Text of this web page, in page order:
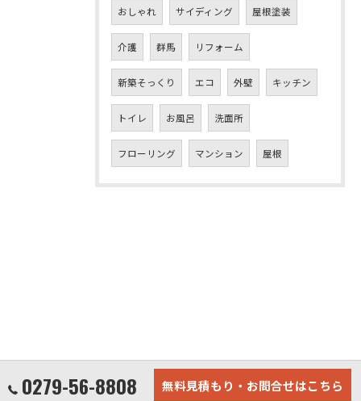
おしゃれ サイディング 屋根塗装
介護 群馬 リフォーム
新築そっくり エコ 外壁 キッチン
トイレ お風呂 洗面所
フローリング マンション 屋根
0279-56-8808 無料見積もり・お問合せはこちら